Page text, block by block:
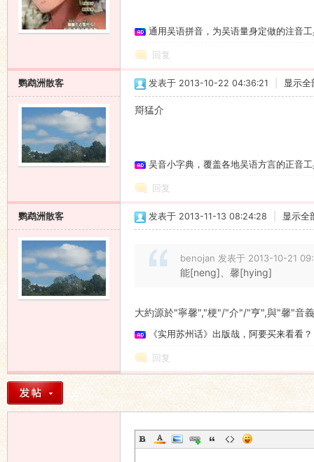
通用吴语拼音，为吴语量身定做的注音
回复
鹦鹉洲散客 发表于 2013-10-22 04:36:21 显示全
搿猛介
吴音小字典，覆盖各地吴语方言的正音
回复
鹦鹉洲散客 发表于 2013-11-13 08:24:28 显示全
benojan 发表于 2013-10-21
能[neng]、馨[hying]
大約源於"寧馨","梗"/"介"/"亨",與"馨"音
《实用苏州话》出版哉，阿要买来看看？
回复